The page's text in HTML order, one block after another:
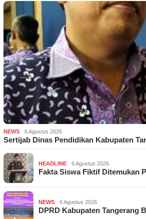
NEWS 6 Agustus 2026
Sertijab Dinas Pendidikan Kabupaten
HEADLINE 6 Agustus 2026
Fakta Siswa Fiktif Ditemukan
NEWS 6 Agustus 2026
DPRD Kabupaten Tangerang